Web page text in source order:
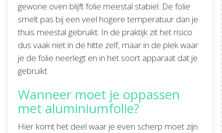
gewone oven blijft folie meestal stabiel. De folie
smelt pas bij een veel hogere temperatuur dan je
thuis meestal gebruikt. In de praktijk zit het risico
dus vaak niet in de hitte zelf, maar in de plek waar
je de folie neerlegt en in het soort apparaat dat je
gebruikt.
Wanneer moet je oppassen
met aluminiumfolie?
Hier komt het deel waar je even scherp moet zijn.